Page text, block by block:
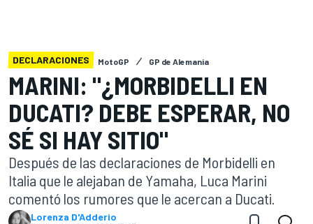
DECLARACIONES MotoGP GP de Alemania
MARINI: "¿MORBIDELLI EN
DUCATI? DEBE ESPERAR, NO
SÉ SI HAY SITIO"
Después de las declaraciones de Morbidelli en
Italia que le alejaban de Yamaha, Luca Marini
comentó los rumores que le acercan a Ducati.
Lorenza D'Adderio